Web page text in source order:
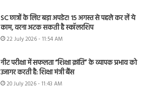
SC छात्रों के लिए बड़ा अपडेट! 15 अगस्त से पहले कर लें ये
काम, वरना अटक सकती है स्कॉलरशिप
22 July 2026 - 11:54 AM
नीट परीक्षा में सफलता “शिक्षा क्रांति” के व्यापक प्रभाव को
उजागर करती है: शिक्षा मंत्री बैंस
20 July 2026 - 11:43 AM